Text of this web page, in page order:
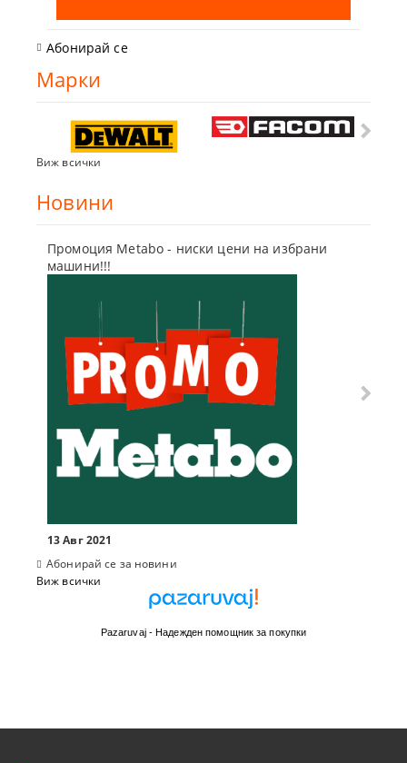
Абонирай се
Марки
Виж всички
Новини
Промоция Metabo - ниски цени на избрани
машини!!!
13 Авг 2021
Абонирай се за новини
Виж всички
Pazaruvaj - Надежден помощник за покупки